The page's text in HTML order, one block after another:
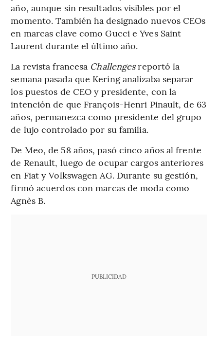
año, aunque sin resultados visibles por el
momento. También ha designado nuevos CEOs
en marcas clave como Gucci e Yves Saint
Laurent durante el último año.
La revista francesa Challengesreportó la
semana pasada que Kering analizaba separar
los puestos de CEO y presidente, con la
intención de que François-Henri Pinault, de 63
años, permanezca como presidente del grupo
de lujo controlado por su familia.
De Meo, de 58 años, pasó cinco años al frente
de Renault, luego de ocupar cargos anteriores
en Fiat y Volkswagen AG. Durante su gestión,
firmó acuerdos con marcas de moda como
Agnès B.
PUBLICIDAD